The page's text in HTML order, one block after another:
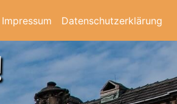
Impressum Datenschutzerklärung